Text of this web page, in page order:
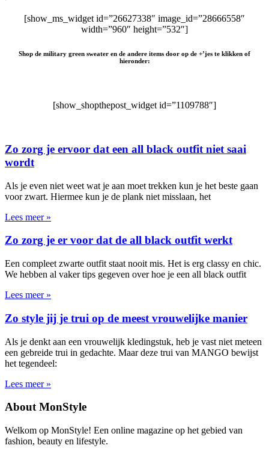
[show_ms_widget id=”26627338″ image_id=”28666558″
width=”960″ height=”532″]
Shop de military green sweater en de andere items door op de +’jes te klikken of
hieronder:
[show_shopthepost_widget id=”1109788″]
Zo zorg je ervoor dat een all black outfit niet saai
wordt
Als je even niet weet wat je aan moet trekken kun je het beste gaan
voor zwart. Hiermee kun je de plank niet misslaan, het
Lees meer »
Zo zorg je er voor dat de all black outfit werkt
Een compleet zwarte outfit staat nooit mis. Het is erg classy en chic.
We hebben al vaker tips gegeven over hoe je een all black outfit
Lees meer »
Zo style jij je trui op de meest vrouwelijke manier
Als je denkt aan een vrouwelijk kledingstuk, heb je vast niet meteen
een gebreide trui in gedachte. Maar deze trui van MANGO bewijst
het tegendeel:
Lees meer »
About MonStyle
Welkom op MonStyle! Een online magazine op het gebied van
fashion, beauty en lifestyle.